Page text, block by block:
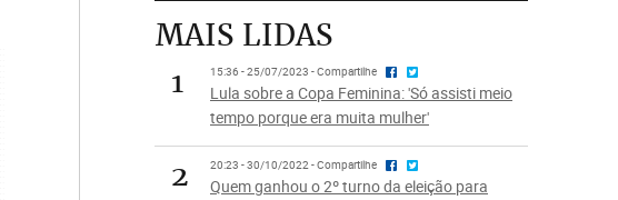
MAIS LIDAS
1
15:36 - 25/07/2023 - Compartilhe
Lula sobre a Copa Feminina: 'Só assisti meio
tempo porque era muita mulher'
2 20:23 - 30/10/2022 - Compartilhe
Quem ganhou o 2º turno da eleição para